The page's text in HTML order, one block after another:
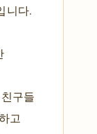
니다.
구들
고